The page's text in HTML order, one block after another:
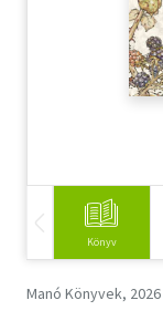
Tankönyv,
Könyv
Manó Könyvek, 2026